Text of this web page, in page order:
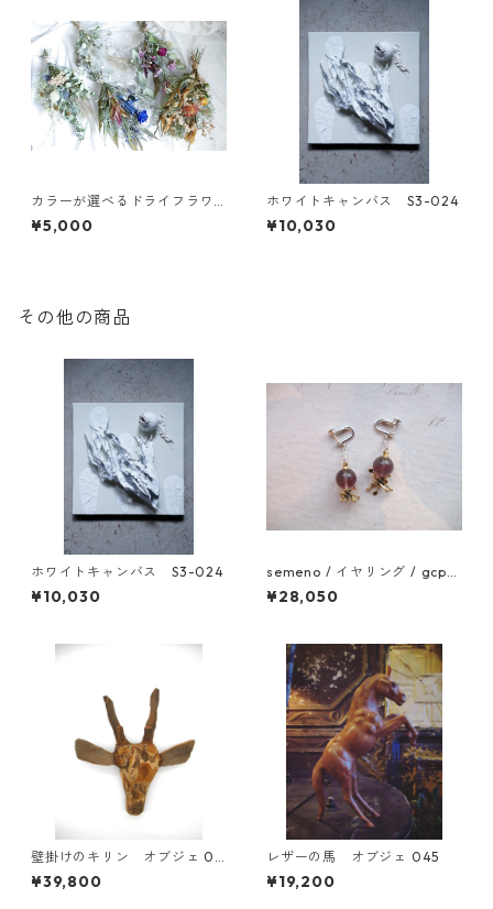
カラーが選べるドライフラワ
ースワッグM
¥5,000
ホワイトキャンバス S3-024
¥10,030
その他の商品
ホワイトキャンバス S3-024
¥10,030
semeno / イヤリング / gcp-
08 / 25aw
¥28,050
壁掛けのキリン オブジェ 05
0
¥39,800
レザーの馬 オブジェ 045
¥19,200